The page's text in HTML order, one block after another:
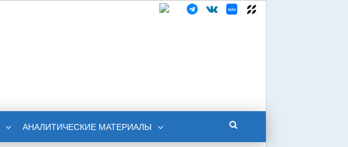
АНАЛИТИЧЕСКИЕ МАТЕРИАЛЫ